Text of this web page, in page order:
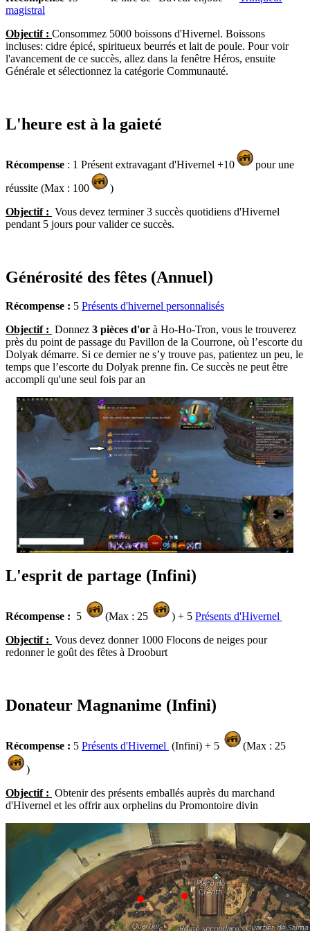
magistral
Objectif : Consommez 5000 boissons d'Hivernel. Boissons
incluses: cidre épicé, spiritueux beurrés et lait de poule. Pour voir
l'avancement de ce succès, allez dans la fenêtre Héros, ensuite
Générale et sélectionnez la catégorie Communauté.
L'heure est à la gaieté
Récompense : 1 Présent extravagant d'Hivernel +10
pour une
réussite (Max : 100
)
Objectif : Vous devez terminer 3 succès quotidiens d'Hivernel
pendant 5 jours pour valider ce succès.
Générosité des fêtes (Annuel)
Récompense : 5 Présents d'hivernel personnalisés
Objectif : Donnez 3 pièces d'or à Ho-Ho-Tron, vous le trouverez
près du point de passage du Pavillon de la Courrone, où l’escorte du
Dolyak démarre. Si ce dernier ne s’y trouve pas, patientez un peu, le
temps que l’escorte du Dolyak prenne fin. Ce succès ne peut être
accompli qu'une seul fois par an
L'esprit de partage (Infini)
Récompense : 5 (Max : 25 ) + 5 Présents d'Hivernel
Objectif : Vous devez donner 1000 Flocons de neiges pour
redonner le goût des fêtes à Drooburt
Donateur Magnanime (Infini)
Récompense : 5 Présents d'Hivernel (Infini) + 5
(Max : 25
)
Objectif : Obtenir des présents emballés auprès du marchand
d'Hivernel et les offrir aux orphelins du Promontoire divin